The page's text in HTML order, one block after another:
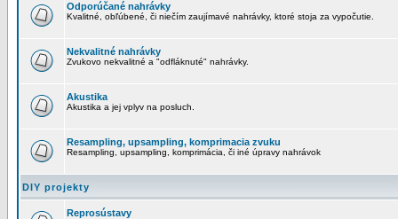
Odporúčané nahrávky
Kvalitné, obľúbené, či niečím zaujímavé nahrávky, ktoré stoja za vypočutie.
Nekvalitné nahrávky
Zvukovo nekvalitné a "odfláknuté" nahrávky.
Akustika
Akustika a jej vplyv na posluch.
Resampling, upsampling, komprimacia zvuku
Resampling, upsampling, komprimácia, či iné úpravy nahrávok
DIY projekty
Reprosústavy